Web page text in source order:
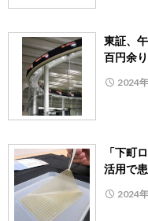
東証、
百円余
2024
「下町
活用で
2024